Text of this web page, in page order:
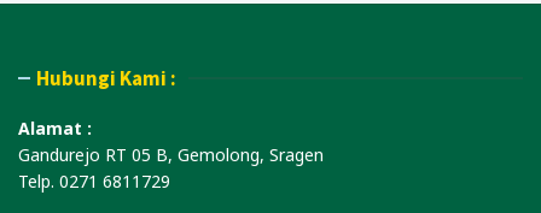
Hubungi Kami :
Alamat :
Gandurejo RT 05 B, Gemolong, Sragen
Telp. 0271 6811729